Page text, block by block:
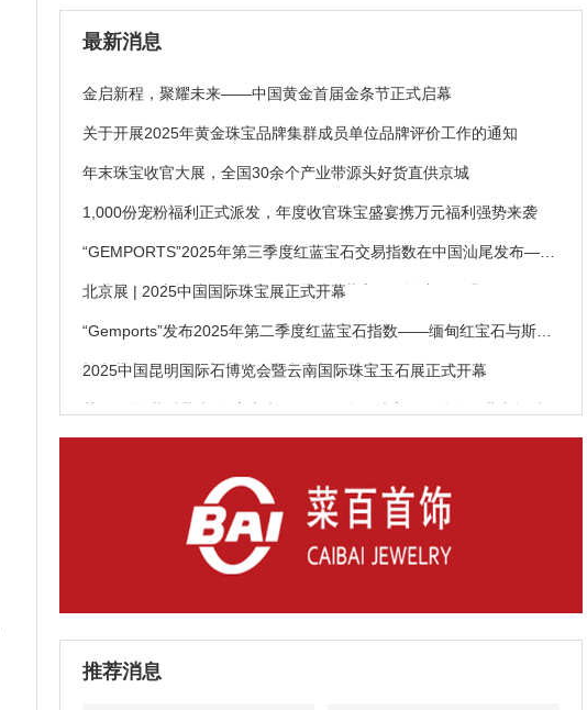
最新消息
金启新程，聚耀未来——中国黄金首届金条节正式启幕
关于开展2025年黄金珠宝品牌集群成员单位品牌评价工作的通知
年末珠宝收官大展，全国30余个产业带源头好货直供京城
1,000份宠粉福利正式派发，年度收官珠宝盛宴携万元福利强势来袭
“GEMPORTS”2025年第三季度红蓝宝石交易指数在中国汕尾发布——
稀缺性驱动市场结构性分化，高品质红蓝宝石硬资产价值凸显
北京展 | 2025中国国际珠宝展正式开幕
“Gemports”发布2025年第二季度红蓝宝石指数——缅甸红宝石与斯里
兰卡蓝宝石领涨，产地溢价持续扩大
2025中国昆明国际石博览会暨云南国际珠宝玉石展正式开幕
推荐消息